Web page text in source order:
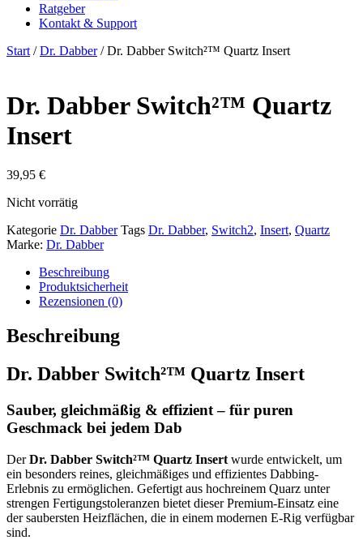
Ratgeber
Kontakt & Support
Start /Dr. Dabber/ Dr. Dabber Switch²™ Quartz Insert
Dr. Dabber Switch²™ Quartz
Insert
39,95 €
Nicht vorrätig
Kategorie Dr. Dabber Tags Dr. Dabber, Switch2, Insert, Quartz
Marke: Dr. Dabber
Beschreibung
Produktsicherheit
Rezensionen (0)
Beschreibung
Dr. Dabber Switch²™ Quartz Insert
Sauber, gleichmäßig & effizient – für puren
Geschmack bei jedem Dab
DerDr. Dabber Switch²™ Quartz Insert wurde entwickelt, um
ein besonders reines, gleichmäßiges und effizientes Dabbing-
Erlebnis zu ermöglichen. Gefertigt aus hochreinem Quarz unter
strengen Fertigungstoleranzen bietet dieser Premium-Einsatz eine
der saubersten Heizflächen, die in einem modernen E-Rig verfügbar
sind.